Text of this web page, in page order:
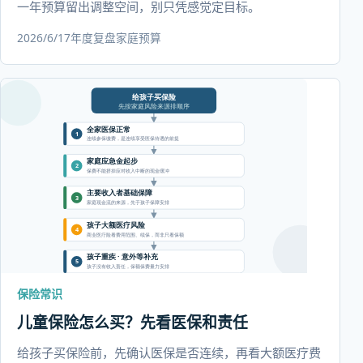
一年预算留出调整空间，别只凭感觉定目标。
2026/6/17年度复盘家庭预算
保险常识
儿童保险怎么买？先看医保和责任
给孩子买保险前，先确认医保是否连续，再看大额医疗费